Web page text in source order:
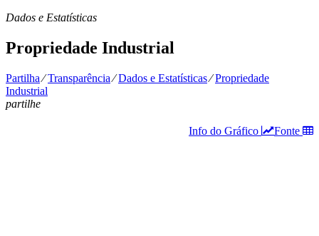
Dados e Estatísticas
Propriedade Industrial
Partilha⁄Transparência⁄Dados e Estatísticas⁄Propriedade
Industrial
partilhe
Fonte
Info do Gráfico